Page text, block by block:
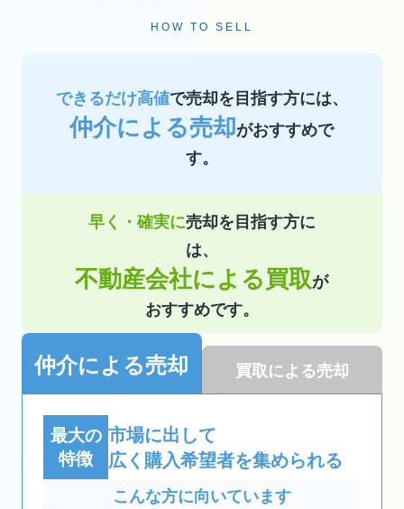
HOW TO SELL
できるだけ高値で売却を目指す方には、
仲介による売却がおすすめで
す。
早く・確実に売却を目指す方に
は、
不動産会社による買取が
おすすめです。
仲介による売却 買取による売却
最大の
特徴
市場に出して
広く購入希望者を集められる
こんな方に向いています